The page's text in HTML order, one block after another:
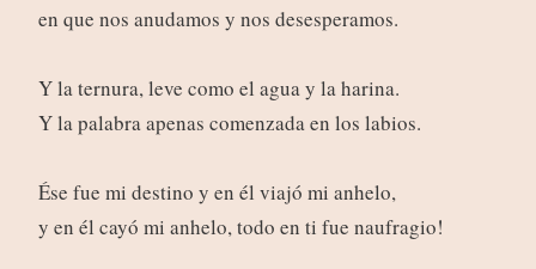
en que nos anudamos y nos desesperamos.
Y la ternura, leve como el agua y la harina.
Y la palabra apenas comenzada en los labios.
Ése fue mi destino y en él viajó mi anhelo,
y en él cayó mi anhelo, todo en ti fue naufragio!